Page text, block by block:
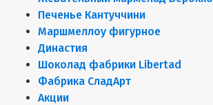
Печенье Кантуччини
Маршмеллоу фигурное
Династия
Шоколад фабрики Libertad
Фабрика СладАрт
Акции